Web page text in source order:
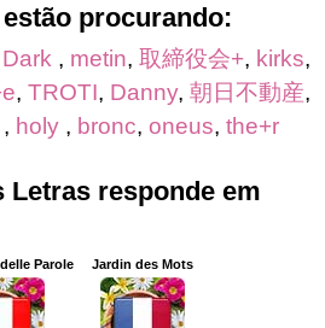
procurando:
Dark , metin, 取締役会+, kirks,
, TROTI, Danny, 朝日不動産,
, holy , bronc, oneus, the+r
Letras responde em
Parole Jardin des Mots